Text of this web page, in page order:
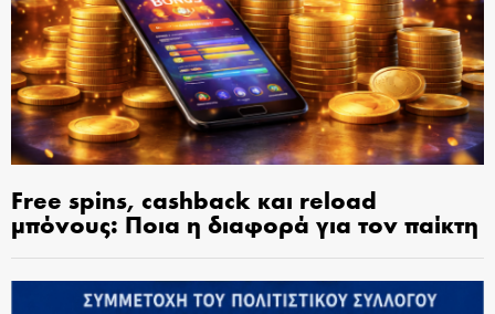
Free spins, cashback και reload
μπόνους: Ποια η διαφορά για τον παίκτη